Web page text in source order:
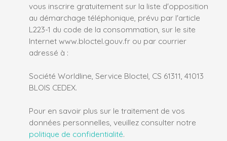
vous inscrire gratuitement sur la liste d'opposition
au démarchage téléphonique, prévu par l'article
L223-1 du code de la consommation, sur le site
Internet www.bloctel.gouv.fr ou par courrier
adressé à :
Société Worldline, Service Bloctel, CS 61311, 41013
BLOIS CEDEX.
Pour en savoir plus sur le traitement de vos
données personnelles, veuillez consulter notre
politique de confidentialité.